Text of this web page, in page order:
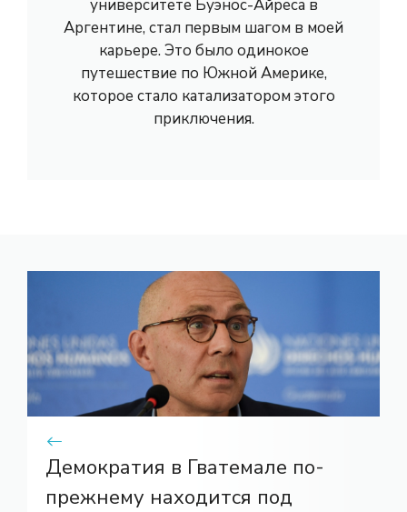
университете Буэнос-Айреса в
Аргентине, стал первым шагом в моей
карьере. Это было одинокое
путешествие по Южной Америке,
которое стало катализатором этого
приключения.
Демократия в Гватемале по-
прежнему находится под